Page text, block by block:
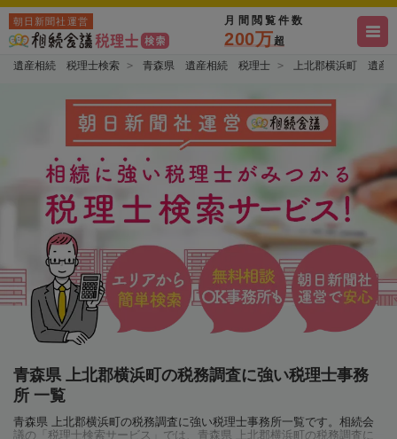
朝日新聞社運営 月間閲覧件数
200万超
遺産相続 税理士検索 青森県 遺産相続 税理士 上北郡横浜町 遺産
青森県 上北郡横浜町の税務調査に強い税理士事務
所 一覧
青森県 上北郡横浜町の税務調査に強い税理士事務所一覧です。相続会
議の「税理士検索サービス」では、青森県 上北郡横浜町の税務調査に